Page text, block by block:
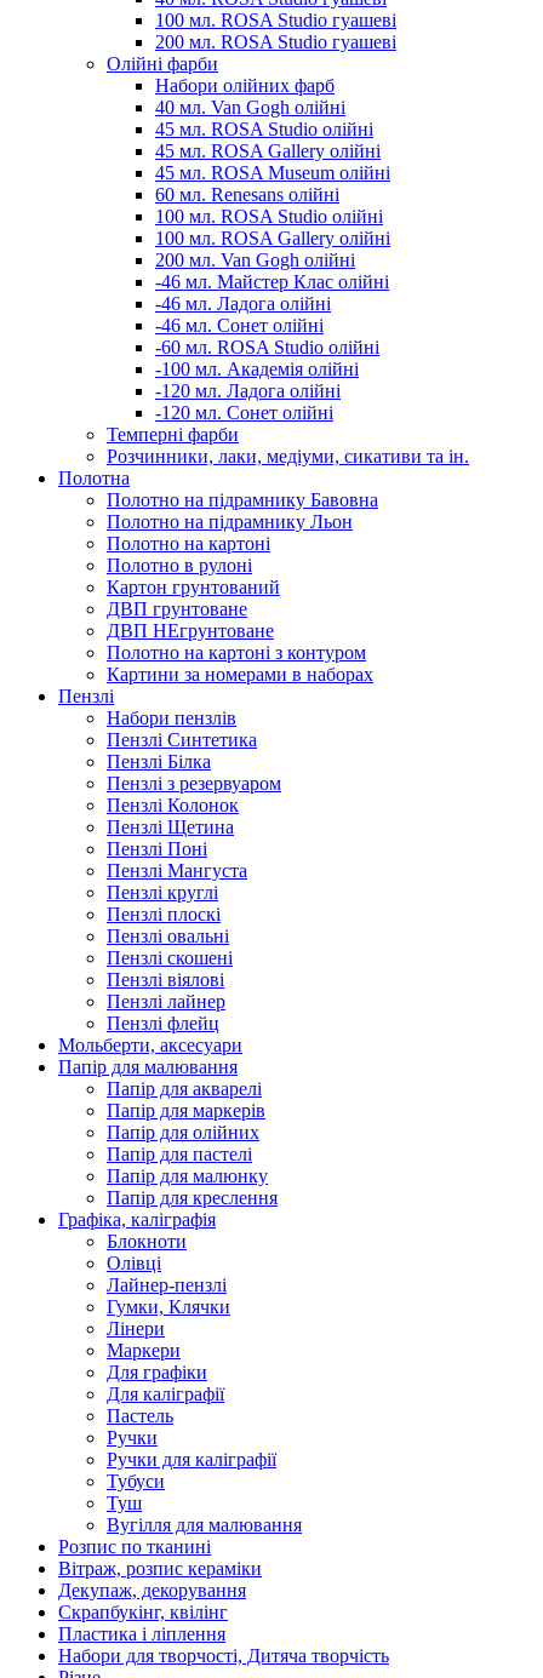
100 мл. ROSA Studio гуашеві
200 мл. ROSA Studio гуашеві
Олійні фарби
Набори олійних фарб
40 мл. Van Gogh олійні
45 мл. ROSA Studio олійні
45 мл. ROSA Gallery олійні
45 мл. ROSA Museum олійні
60 мл. Renesans олійні
100 мл. ROSA Studio олійні
100 мл. ROSA Gallery олійні
200 мл. Van Gogh олійні
-46 мл. Майстер Клас олійні
-46 мл. Ладога олійні
-46 мл. Сонет олійні
-60 мл. ROSA Studio олійні
-100 мл. Академія олійні
-120 мл. Ладога олійні
-120 мл. Сонет олійні
Темперні фарби
Розчинники, лаки, медіуми, сикативи та ін.
Полотна
Полотно на підрамнику Бавовна
Полотно на підрамнику Льон
Полотно на картоні
Полотно в рулоні
Картон грунтований
ДВП грунтоване
ДВП НЕгрунтоване
Полотно на картоні з контуром
Картини за номерами в наборах
Пензлі
Набори пензлів
Пензлі Синтетика
Пензлі Білка
Пензлі з резервуаром
Пензлі Колонок
Пензлі Щетина
Пензлі Поні
Пензлі Мангуста
Пензлі круглі
Пензлі плоскі
Пензлі овальні
Пензлі скошені
Пензлі віялові
Пензлі лайнер
Пензлі флейц
Мольберти, аксесуари
Папір для малювання
Папір для акварелі
Папір для маркерів
Папір для олійних
Папір для пастелі
Папір для малюнку
Папір для креслення
Графіка, каліграфія
Блокноти
Олівці
Лайнер-пензлі
Гумки, Клячки
Лінери
Маркери
Для графіки
Для каліграфії
Пастель
Ручки
Ручки для каліграфії
Тубуси
Туш
Вугілля для малювання
Розпис по тканині
Вітраж, розпис кераміки
Декупаж, декорування
Скрапбукінг, квілінг
Пластика і ліплення
Набори для творчості, Дитяча творчість